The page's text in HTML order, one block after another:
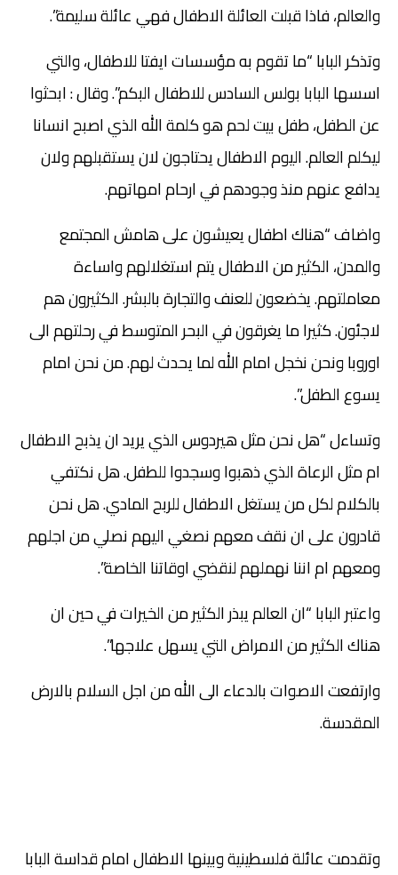
والعالم، فاذا قبلت العائلة الاطفال فهي عائلة سليمة”.
وتذكر البابا “ما تقوم به مؤسسات ايفتا للاطفال، والتي
اسسها البابا بولس السادس للاطفال البكم”. وقال : ابحثوا
عن الطفل، طفل بيت لحم هو كلمة الله الذي اصبح انسانا
ليكلم العالم. اليوم الاطفال يحتاجون لان يستقبلهم ولان
يدافع عنهم منذ وجودهم في ارحام امهاتهم.
واضاف “هناك اطفال يعيشون على هامش المجتمع
والمدن، الكثير من الاطفال يتم استغلالهم واساءة
معاملتهم. يخضعون للعنف والتجارة بالبشر. الكثيرون هم
لاجئون. كثيرا ما يغرقون في البحر المتوسط في رحلتهم الى
اوروبا ونحن نخجل امام الله لما يحدث لهم. من نحن امام
يسوع الطفل”.
وتساءل “هل نحن مثل هيردوس الذي يريد ان يذبح الاطفال
ام مثل الرعاة الذي ذهبوا وسجدوا للطفل. هل نكتفي
بالكلام لكل من يستغل الاطفال للربح المادي. هل نحن
قادرون على ان نقف معهم نصغي اليهم نصلي من اجلهم
ومعهم ام اننا نهملهم لنقضي اوقاتنا الخاصة”.
واعتبر البابا “ان العالم يبذر الكثير من الخيرات في حين ان
هناك الكثير من الامراض التي يسهل علاجها”.
وارتفعت الاصوات بالدعاء الى الله من اجل السلام بالارض
المقدسة.
وتقدمت عائلة فلسطينية وبينها الاطفال امام قداسة البابا